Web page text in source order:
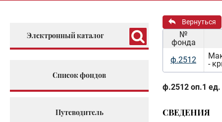
Электронный каталог
Список фондов
Путеводитель
Вернуться
№
фонда
ф.2512
-
ф.2512 оп.1 ед.
СВЕДЕНИЯ